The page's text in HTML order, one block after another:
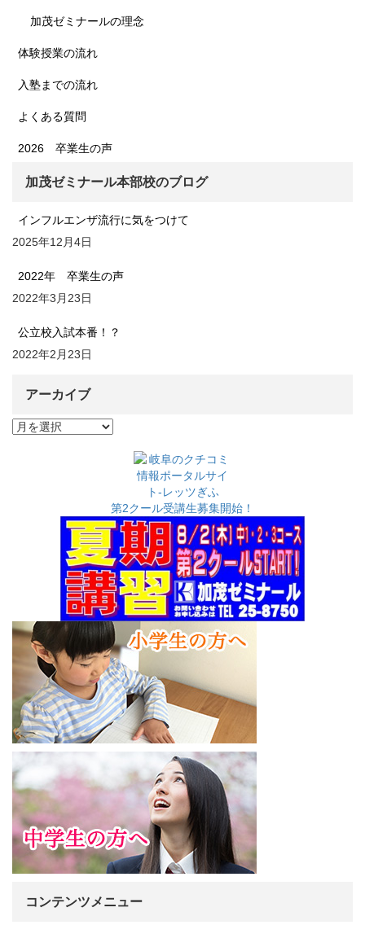
加茂ゼミナールの理念
体験授業の流れ
入塾までの流れ
よくある質問
2026 卒業生の声
加茂ゼミナール本部校のブログ
インフルエンザ流行に気をつけて
2025年12月4日
2022年 卒業生の声
2022年3月23日
公立校入試本番！？
2022年2月23日
アーカイブ
ア
第2クール受講生募集開始！
コンテンツメニュー